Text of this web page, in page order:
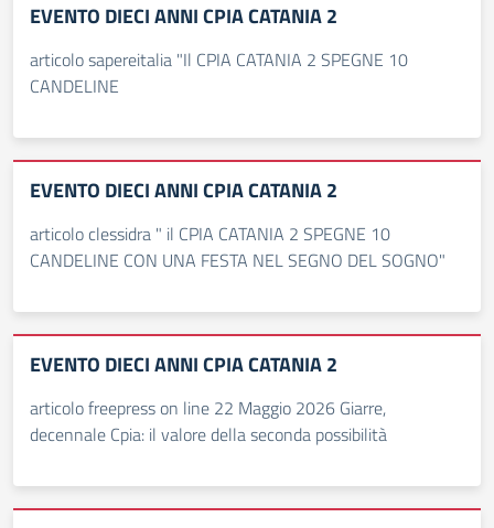
EVENTO DIECI ANNI CPIA CATANIA 2
articolo sapereitalia "Il CPIA CATANIA 2 SPEGNE 10
CANDELINE
EVENTO DIECI ANNI CPIA CATANIA 2
articolo clessidra " il CPIA CATANIA 2 SPEGNE 10
CANDELINE CON UNA FESTA NEL SEGNO DEL SOGNO"
EVENTO DIECI ANNI CPIA CATANIA 2
articolo freepress on line 22 Maggio 2026 Giarre,
decennale Cpia: il valore della seconda possibilità